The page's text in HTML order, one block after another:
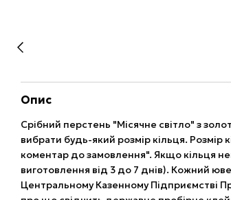
Опис
Срібний перстень "Місячне світло" з
вибрати будь-який розмір кільця. Розмір
коментар до замовлення". Якщо кільця
виготовлення від 3 до 7 днів). Кожний
Центральному Казенному Підприємстві